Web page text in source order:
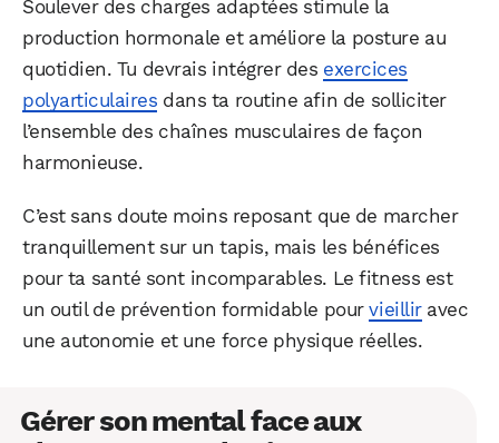
Soulever des charges adaptées stimule la
production hormonale et améliore la posture au
quotidien. Tu devrais intégrer des exercices
polyarticulaires dans ta routine afin de solliciter
l’ensemble des chaînes musculaires de façon
harmonieuse.
C’est sans doute moins reposant que de marcher
tranquillement sur un tapis, mais les bénéfices
pour ta santé sont incomparables. Le fitness est
un outil de prévention formidable pourvieilliravec
une autonomie et une force physique réelles.
Gérer son mental face aux
Facebook X LinkedIn